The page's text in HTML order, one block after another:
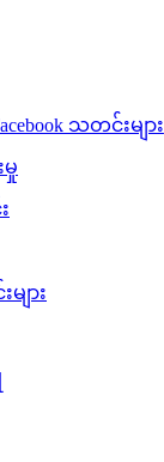
သတင်းများ
မှု
ျား